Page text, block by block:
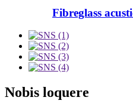
Fibreglass
Nobis loquere